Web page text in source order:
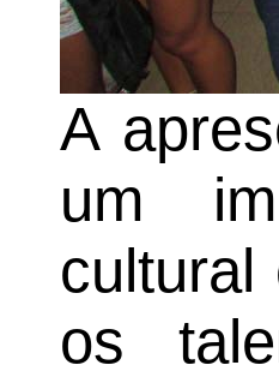
A
um
cultural
os